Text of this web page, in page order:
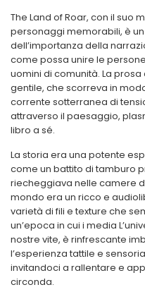
The Land of Roar, con il suo
personaggi memorabili, è
dell’importanza della
come possa unire le
uomini di comunità. La
gentile, che scorreva in
corrente sotterranea di
attraverso il paesaggio,
libro a sé.
La storia era una potente
come un battito di tamburo
riecheggiava nelle camere
mondo era un ricco e
varietà di fili e texture che
un’epoca in cui i media
nostre vite, è rinfrescante
l’esperienza tattile e
invitandoci a rallentare e
circonda.